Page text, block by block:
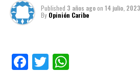
Published 3 años agoon 14 julio, 2023
By Opinión Caribe
Facebook
TwitterWhatsApp